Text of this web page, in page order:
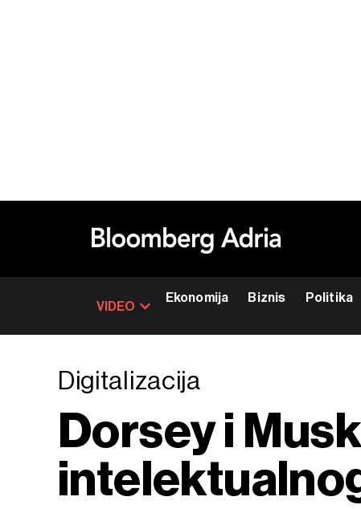
VIDEO
Ekonomija Biznis Politika
Digitalizacija
Dorsey i